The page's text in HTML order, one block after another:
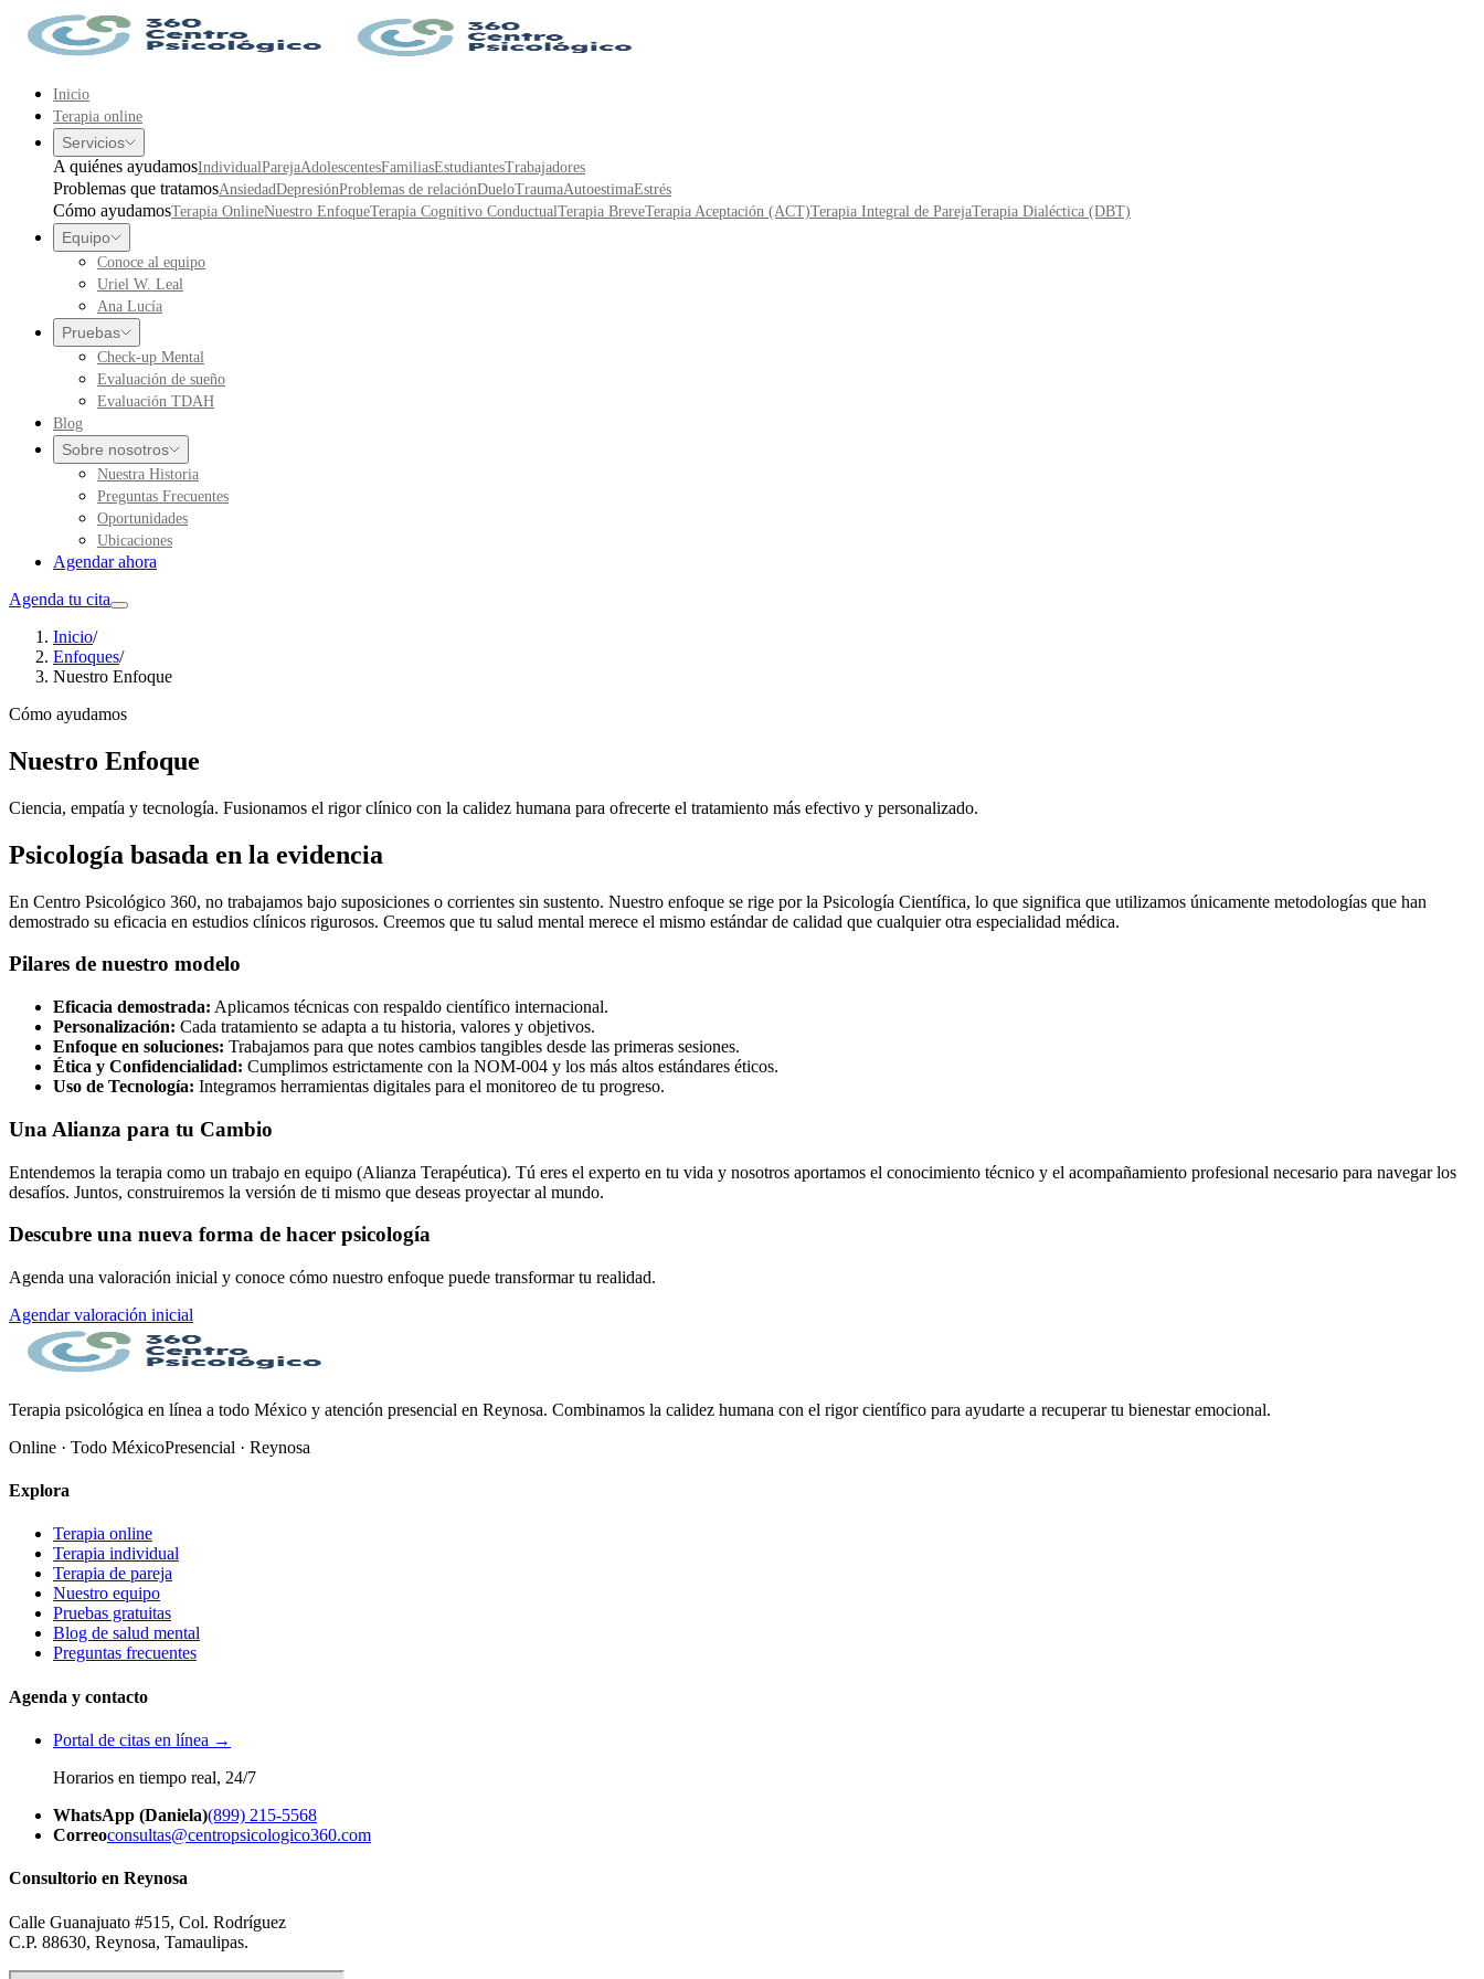
Inicio
Terapia online
Servicios
A quiénes ayudamosIndividualParejaAdolescentesFamiliasEstudiantesTrabajadores
Problemas que tratamosAnsiedadDepresiónProblemas de relaciónDueloTraumaAutoestimaEstrés
Cómo ayudamosTerapia OnlineNuestro EnfoqueTerapia Cognitivo ConductualTerapia BreveTerapia Aceptación (ACT)Terapia Integral de ParejaTerapia Dialéctica (DBT)
Equipo
Conoce al equipo
Uriel W. Leal
Ana Lucía
Pruebas
Check-up Mental
Evaluación de sueño
Evaluación TDAH
Blog
Sobre nosotros
Nuestra Historia
Preguntas Frecuentes
Oportunidades
Ubicaciones
Agendar ahora
Agenda tu cita
Inicio/
Enfoques/
Nuestro Enfoque
Cómo ayudamos
Nuestro Enfoque
Ciencia, empatía y tecnología. Fusionamos el rigor clínico con la calidez humana para ofrecerte el tratamiento más efectivo y personalizado.
Psicología basada en la evidencia
En Centro Psicológico 360, no trabajamos bajo suposiciones o corrientes sin sustento. Nuestro enfoque se rige por la Psicología Científica, lo que significa que utilizamos únicamente metodologías que han
demostrado su eficacia en estudios clínicos rigurosos. Creemos que tu salud mental merece el mismo estándar de calidad que cualquier otra especialidad médica.
Pilares de nuestro modelo
Eficacia demostrada: Aplicamos técnicas con respaldo científico internacional.
Personalización: Cada tratamiento se adapta a tu historia, valores y objetivos.
Enfoque en soluciones: Trabajamos para que notes cambios tangibles desde las primeras sesiones.
Ética y Confidencialidad: Cumplimos estrictamente con la NOM-004 y los más altos estándares éticos.
Uso de Tecnología: Integramos herramientas digitales para el monitoreo de tu progreso.
Una Alianza para tu Cambio
Entendemos la terapia como un trabajo en equipo (Alianza Terapéutica). Tú eres el experto en tu vida y nosotros aportamos el conocimiento técnico y el acompañamiento profesional necesario para navegar los
desafíos. Juntos, construiremos la versión de ti mismo que deseas proyectar al mundo.
Descubre una nueva forma de hacer psicología
Agenda una valoración inicial y conoce cómo nuestro enfoque puede transformar tu realidad.
Agendar valoración inicial
Terapia psicológica en línea a todo México y atención presencial en Reynosa. Combinamos la calidez humana con el rigor científico para ayudarte a recuperar tu bienestar emocional.
Online · Todo MéxicoPresencial · Reynosa
Explora
Terapia online
Terapia individual
Terapia de pareja
Nuestro equipo
Pruebas gratuitas
Blog de salud mental
Preguntas frecuentes
Agenda y contacto
Portal de citas en línea →
Horarios en tiempo real, 24/7
WhatsApp (Daniela)(899) 215-5568
Correoconsultas@centropsicologico360.com
Consultorio en Reynosa
Calle Guanajuato #515, Col. Rodríguez
C.P. 88630, Reynosa, Tamaulipas.